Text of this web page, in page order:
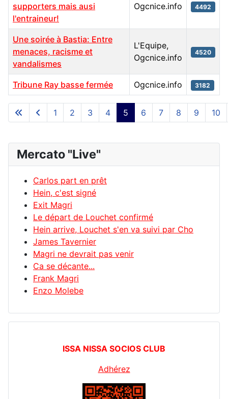
Articles
supporters mais ausi
l'entraineur!
Ogcnice.info 4492
Une soirée à Bastia: Entre
menaces, racisme et
vandalismes
L'Equipe,
Ogcnice.info
4520
Tribune Ray basse fermée Ogcnice.info 3182
Page 5 sur 195
1 2 3 4 5 6 7 8 9 10
Mercato "Live"
Carlos part en prêt
Hein, c'est signé
Exit Magri
Le départ de Louchet confirmé
Hein arrive, Louchet s'en va suivi par Cho
James Tavernier
Magri ne devrait pas venir
Ca se décante...
Frank Magri
Enzo Molebe
ISSA NISSA SOCIOS CLUB
Adhérez